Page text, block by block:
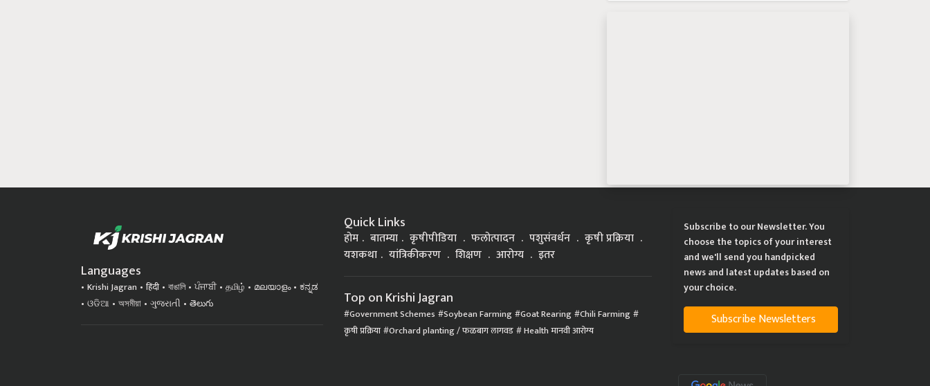
Languages
Krishi Jagran हिंदी বাঙালি ਪੰਜਾਬੀ தமிழ் മലയാളം
ಕನ್ನಡ
ଓଡିଆ
অসমীয়া ગુજરાતી తెలుగు
Quick Links
होम बातम्या कृषीपीडिया फलोत्पादन पशुसंवर्धन
कृषी प्रक्रिया
यशकथा
यांत्रिकीकरण शिक्षण आरोग्य इतर
Top on Krishi Jagran
Government Schemes Soybean Farming Goat Rearing Chili Farming
कृषी प्रक्रिया Orchard planting / फळबाग लागवड Health मानवी आरोग्य
Subscribe to our Newsletter. You
choose the topics of your interest
and we'll send you handpicked
news and latest updates based on
your choice.
Subscribe Newsletters